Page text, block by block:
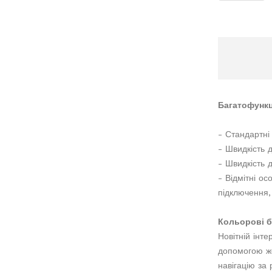
-
- Швидкість
- Швидкість
- Відмітні
Кольорові
Новітній
допомогою
навігацію